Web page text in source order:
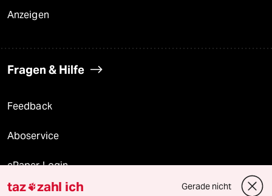
Anzeigen
Fragen & Hilfe
Feedback
Aboservice
ePaper Login
taz zahl ich Gerade nicht